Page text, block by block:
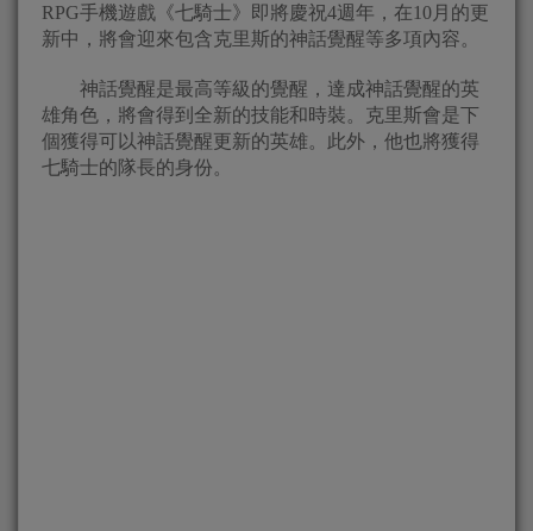
RPG手機遊戲《七騎士》即將慶祝4週年，在10月的更
新中，將會迎來包含克里斯的神話覺醒等多項內容。
神話覺醒是最高等級的覺醒，達成神話覺醒的英
雄角色，將會得到全新的技能和時裝。克里斯會是下
個獲得可以神話覺醒更新的英雄。此外，他也將獲得
七騎士的隊長的身份。